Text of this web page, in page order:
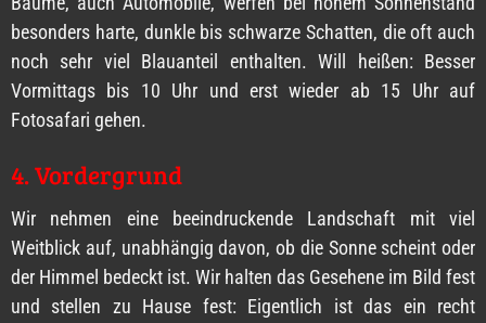
besonders harte, dunkle bis schwarze Schatten, die oft auch
noch sehr viel Blauanteil enthalten. Will heißen: Besser
Vormittags bis 10 Uhr und erst wieder ab 15 Uhr auf
Fotosafari gehen.
4. Vordergrund
Wir nehmen eine beeindruckende Landschaft mit viel
Weitblick auf, unabhängig davon, ob die Sonne scheint oder
der Himmel bedeckt ist. Wir halten das Gesehene im Bild fest
und stellen zu Hause fest: Eigentlich ist das ein recht